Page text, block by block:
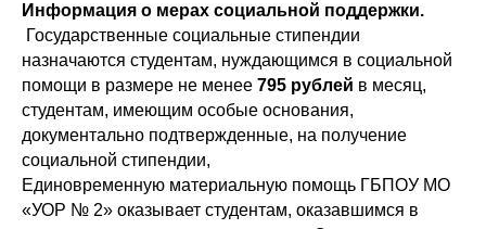
Информация о мерах социальной поддержки.
Государственные социальные стипендии
назначаются студентам, нуждающимся в социальной
помощи в размере не менее 795 рублей в месяц,
студентам, имеющим особые основания,
документально подтвержденные, на получение
социальной стипендии,
Единовременную материальную помощь ГБПОУ МО
«УОР № 2» оказывает студентам, оказавшимся в